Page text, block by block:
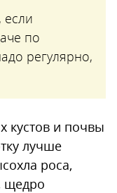
если
по
регулярно,
кустов и почвы
лучше
роса,
щедро